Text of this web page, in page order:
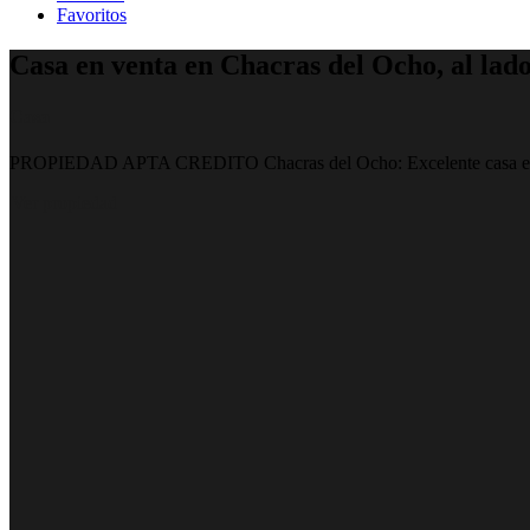
Favoritos
Casa en venta en Chacras del Ocho, al
PROPIEDAD APTA CREDITO Chacras del Ocho: Excelente casa